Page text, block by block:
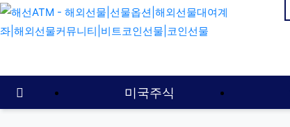
메인 메뉴 미국주식
홈으로